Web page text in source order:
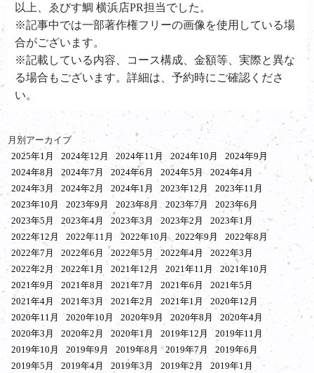
以上、ゑびす鯛 横浜店PR担当でした。
※記事中では一部著作権フリーの画像を使用している場
合がございます。
※記載している内容、コース構成、金額等、実際と異な
る場合もございます。詳細は、予約時にご確認くださ
い。
月別アーカイブ
2025年1月
2024年12月 2024年11月 2024年10月
2024年9月
2024年8月
2024年7月 2024年6月 2024年5月
2024年4月
2024年3月
2024年2月 2024年1月 2023年12月
2023年11月
2023年10月
2023年9月 2023年8月 2023年7月
2023年6月
2023年5月
2023年4月 2023年3月 2023年2月
2023年1月
2022年12月
2022年11月 2022年10月 2022年9月
2022年8月
2022年7月
2022年6月 2022年5月 2022年4月
2022年3月
2022年2月
2022年1月 2021年12月 2021年11月
2021年10月
2021年9月
2021年8月 2021年7月 2021年6月
2021年5月
2021年4月
2021年3月 2021年2月 2021年1月
2020年12月
2020年11月
2020年10月 2020年9月 2020年8月
2020年4月
2020年3月
2020年2月 2020年1月 2019年12月
2019年11月
2019年10月
2019年9月 2019年8月 2019年7月
2019年6月
2019年5月
2019年4月 2019年3月 2019年2月
2019年1月